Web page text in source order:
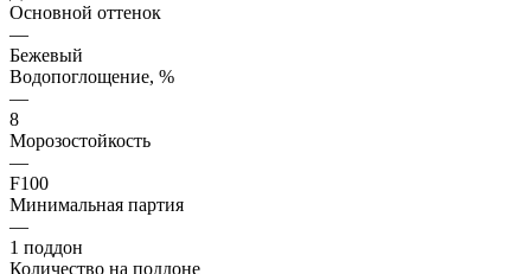
Основной оттенок
—
Бежевый
Водопоглощение, %
—
8
Морозостойкость
—
F100
Минимальная партия
—
1 поддон
Количество на поддоне